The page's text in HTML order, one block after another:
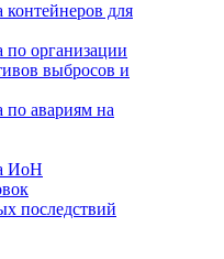
для
организации
выбросов и
авариям на
ИоН
последствий